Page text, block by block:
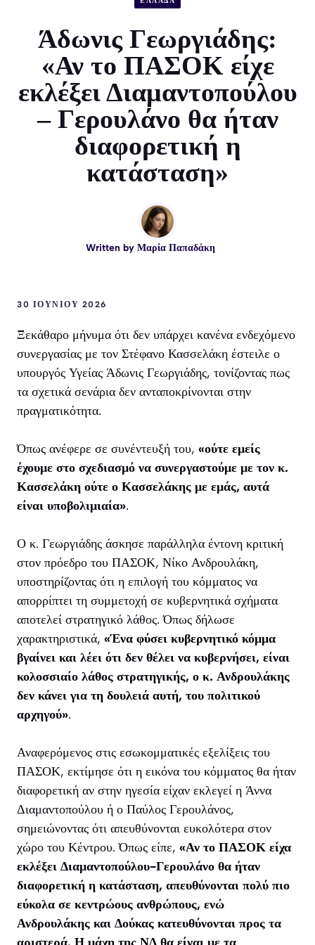
Άδωνις Γεωργιάδης:
«Αν το ΠΑΣΟΚ είχε
εκλέξει Διαμαντοπούλου
– Γερουλάνο θα ήταν
διαφορετική η
κατάσταση»
Written by Μαρία Παπαδάκη
30 ΙΟΥΝΊΟΥ 2026
Ξεκάθαρο μήνυμα ότι δεν υπάρχει κανένα ενδεχόμενο
συνεργασίας με τον Στέφανο Κασσελάκη έστειλε ο
υπουργός Υγείας Άδωνις Γεωργιάδης, τονίζοντας πως
τα σχετικά σενάρια δεν ανταποκρίνονται στην
πραγματικότητα.
Όπως ανέφερε σε συνέντευξή του, «ούτε εμείς
έχουμε στο σχεδιασμό να συνεργαστούμε με τον κ.
Κασσελάκη ούτε ο Κασσελάκης με εμάς, αυτά
είναι υποβολιμιαία».
Ο κ. Γεωργιάδης άσκησε παράλληλα έντονη κριτική
στον πρόεδρο του ΠΑΣΟΚ, Νίκο Ανδρουλάκη,
υποστηρίζοντας ότι η επιλογή του κόμματος να
απορρίπτει τη συμμετοχή σε κυβερνητικά σχήματα
αποτελεί στρατηγικό λάθος. Όπως δήλωσε
χαρακτηριστικά, «Ένα φύσει κυβερνητικό κόμμα
βγαίνει και λέει ότι δεν θέλει να κυβερνήσει, είναι
κολοσσιαίο λάθος στρατηγικής, ο κ. Ανδρουλάκης
δεν κάνει για τη δουλειά αυτή, του πολιτικού
αρχηγού».
Αναφερόμενος στις εσωκομματικές εξελίξεις του
ΠΑΣΟΚ, εκτίμησε ότι η εικόνα του κόμματος θα ήταν
διαφορετική αν στην ηγεσία είχαν εκλεγεί η Άννα
Διαμαντοπούλου ή ο Παύλος Γερουλάνος,
σημειώνοντας ότι απευθύνονται ευκολότερα στον
χώρο του Κέντρου. Όπως είπε, «Αν το ΠΑΣΟΚ είχα
εκλέξει Διαμαντοπούλου-Γερουλάνο θα ήταν
διαφορετική η κατάσταση, απευθύνονται πολύ πιο
εύκολα σε κεντρώους ανθρώπους, ενώ
Ανδρουλάκης και Δούκας κατευθύνονται προς τα